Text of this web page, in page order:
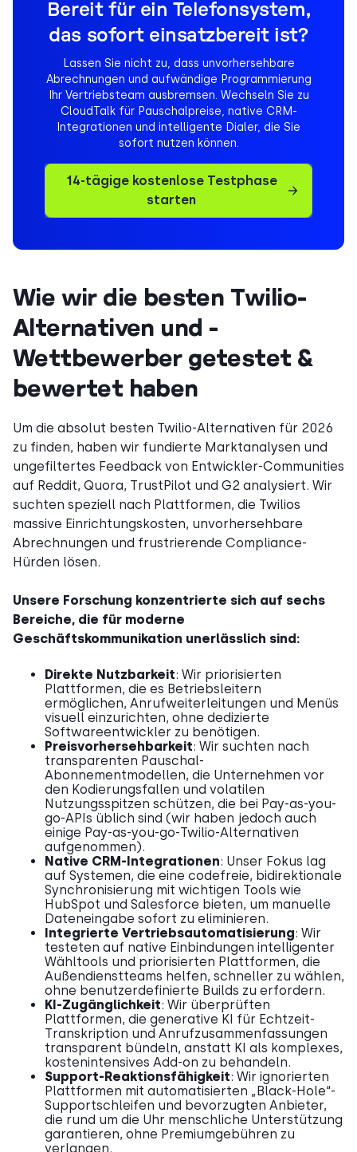
Bereit für ein Telefonsystem,
das sofort einsatzbereit ist?
Lassen Sie nicht zu, dass unvorhersehbare
Abrechnungen und aufwändige Programmierung
Ihr Vertriebsteam ausbremsen. Wechseln Sie zu
CloudTalk für Pauschalpreise, native CRM-
Integrationen und intelligente Dialer, die Sie
sofort nutzen können.
14-tägige kostenlose Testphase
starten
Wie wir die besten Twilio-
Alternativen und -
Wettbewerber getestet &
bewertet haben
Um die absolut besten Twilio-Alternativen für 2026
zu finden, haben wir fundierte Marktanalysen und
ungefiltertes Feedback von Entwickler-Communities
auf Reddit, Quora, TrustPilot und G2 analysiert. Wir
suchten speziell nach Plattformen, die Twilios
massive Einrichtungskosten, unvorhersehbare
Abrechnungen und frustrierende Compliance-
Hürden lösen.
Unsere Forschung konzentrierte sich auf sechs
Bereiche, die für moderne
Geschäftskommunikation unerlässlich sind:
Direkte Nutzbarkeit: Wir priorisierten
Plattformen, die es Betriebsleitern
ermöglichen, Anrufweiterleitungen und Menüs
visuell einzurichten, ohne dedizierte
Softwareentwickler zu benötigen.
Preisvorhersehbarkeit: Wir suchten nach
transparenten Pauschal-
Abonnementmodellen, die Unternehmen vor
den Kodierungsfallen und volatilen
Nutzungsspitzen schützen, die bei Pay-as-you-
go-APIs üblich sind (wir haben jedoch auch
einige Pay-as-you-go-Twilio-Alternativen
aufgenommen).
Native CRM-Integrationen: Unser Fokus lag
auf Systemen, die eine codefreie, bidirektionale
Synchronisierung mit wichtigen Tools wie
HubSpot und Salesforce bieten, um manuelle
Dateneingabe sofort zu eliminieren.
Integrierte Vertriebsautomatisierung: Wir
testeten auf native Einbindungen intelligenter
Wähltools und priorisierten Plattformen, die
Außendienstteams helfen, schneller zu wählen,
ohne benutzerdefinierte Builds zu erfordern.
KI-Zugänglichkeit: Wir überprüften
Plattformen, die generative KI für Echtzeit-
Transkription und Anrufzusammenfassungen
transparent bündeln, anstatt KI als komplexes,
kostenintensives Add-on zu behandeln.
Support-Reaktionsfähigkeit: Wir ignorierten
Plattformen mit automatisierten „Black-Hole“-
Supportschleifen und bevorzugten Anbieter,
die rund um die Uhr menschliche Unterstützung
garantieren, ohne Premiumgebühren zu
verlangen.